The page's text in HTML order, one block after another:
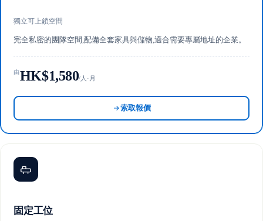
獨立可上鎖空間
完全私密的團隊空間,配備全套家具與儲物,適合需要專屬地址的企業。
由HK$1,580/人·月
索取報價
固定工位